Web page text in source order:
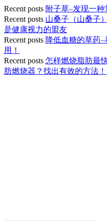
Recent posts 附子草–发现一种
Recent posts 山桑子（山桑子
是健康视力的盟友
Recent posts 降低血糖的草药
用！
Recent posts 怎样燃烧脂肪最
肪燃烧器？找出有效的方法！